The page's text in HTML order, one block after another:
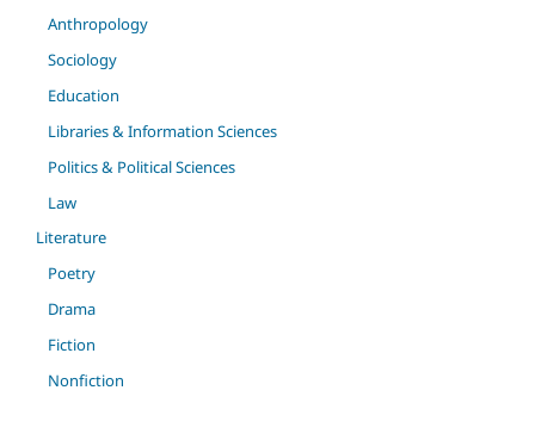
Anthropology
Sociology
Education
Libraries & Information Sciences
Politics & Political Sciences
Law
Literature
Poetry
Drama
Fiction
Nonfiction